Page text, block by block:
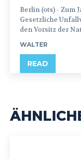
Berlin (ots) - Zum Januar 2026 hat die Deutsche
Gesetzliche
den Vorsitz der
WALTER
READ